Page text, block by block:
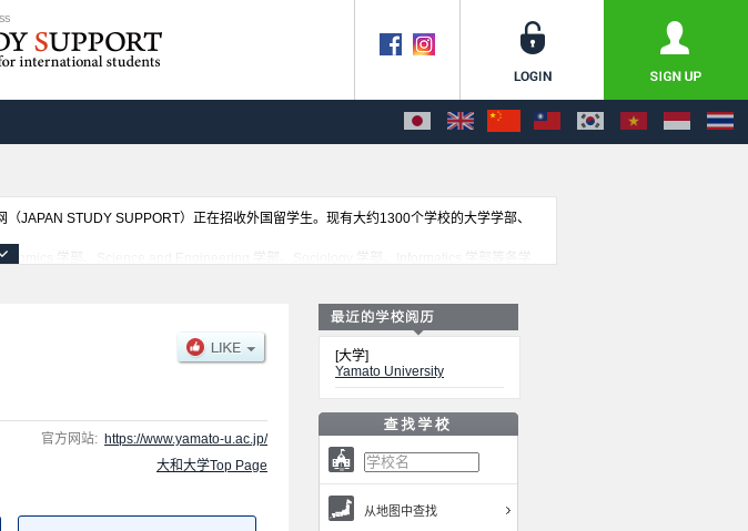
JAPAN STUDY SUPPORT）正在招收外国留学生。现有大约1300个学校的大学学部、
学部、Science and Engineering 学部、Sociology 学部、Informatics 学部等各学
官方网站: https://www.yamato-u.ac.jp/
大和大学Top Page
[大学]
Yamato University
从地图中查找